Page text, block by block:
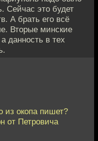
Сейчас это будет
А брать его всё
Вторые минские
данность в тех
из окопа пишет?
от Петровича